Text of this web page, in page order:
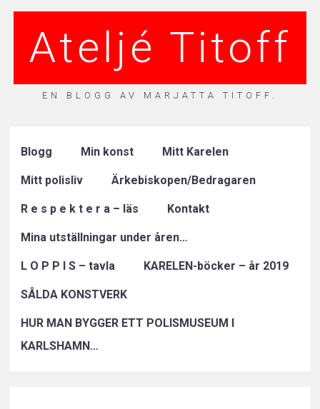
Ateljé Titoff
EN BLOGG AV MARJATTA TITOFF.
Blogg Min konst Mitt Karelen
Mitt polisliv Ärkebiskopen/Bedragaren
R e s p e k t e r a – läs Kontakt
Mina utställningar under åren…
L O P P I S – tavla KARELEN-böcker – år 2019
SÅLDA KONSTVERK
HUR MAN BYGGER ETT POLISMUSEUM I
KARLSHAMN…